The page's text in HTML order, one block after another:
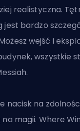
realistyczna.
jest bardzo
wejść i
wszystkie
nacisk na
magii. Where